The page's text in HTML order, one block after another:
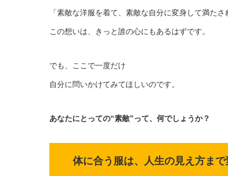
「素敵な洋服を着て、素敵な自分に変身して満たさ
この想いは、きっと誰の心にもあるはずです。
でも、ここで一度だけ
自分に問いかけてみてほしいのです。
あなたにとっての“素敵”って、何でしょうか？
体に合う服は、人生の見え方ま